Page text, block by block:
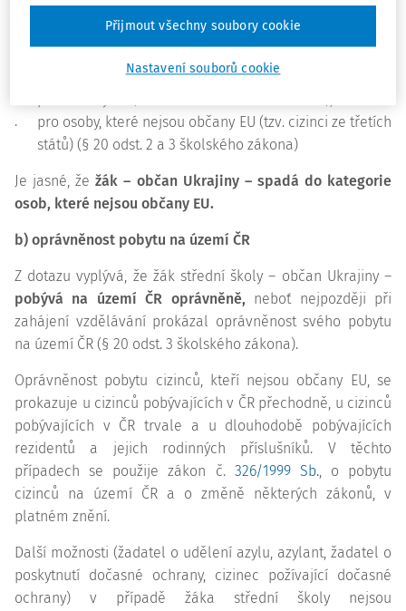
§ 20upravuje vzdělávání cizinců, poskytování
.
pro osoby, které nejsou občany EU (tzv. cizinci ze třetích
států) (§ 20 odst. 2 a 3 školského zákona)
Je jasné, žežák – občan Ukrajiny – spadá do kategorie
osob, které nejsou občany EU.
b) oprávněnost pobytu na území ČR
Z dotazu vyplývá, že žák střední školy – občan Ukrajiny –
pobývá na území ČR oprávněně,neboť nejpozději při
zahájení vzdělávání prokázal oprávněnost svého pobytu
na území ČR (§ 20 odst. 3 školského zákona).
Oprávněnost pobytu cizinců, kteří nejsou občany EU, se
prokazuje u cizinců pobývajících v ČR přechodně, u cizinců
pobývajících v ČR trvale a u dlouhodobě pobývajících
rezidentů a jejich rodinných příslušníků. V těchto
případech se použije zákon č. 326/1999 Sb., o pobytu
cizinců na území ČR a o změně některých zákonů, v
platném znění.
Další možnosti (žadatel o udělení azylu, azylant, žadatel o
poskytnutí dočasné ochrany, cizinec požívající dočasné
ochrany) v případě žáka střední školy nejsou
Nastavení souborů cookie
Přijmout všechny soubory cookie